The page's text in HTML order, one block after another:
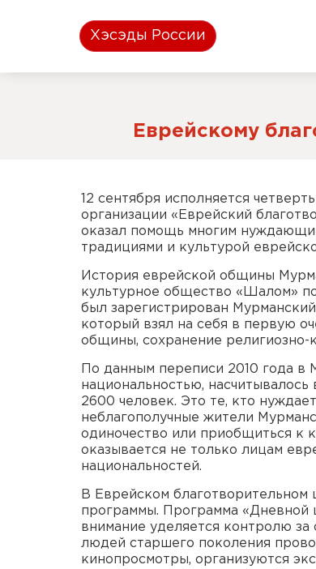
Хэсэды России
Еврейскому
12 сентября исполняется
организации «Еврейский
оказал помощь многим
традициями и культурой
История еврейской общины
культурное общество «Шалом»
был зарегистрирован
который взял на себя в первую
общины, сохранение религиозно-
По данным переписи 2010 года в
национальностью,
2600 человек. Это те, кто
неблагополучные жители
одиночество или приобщиться к
оказывается не только лицам
национальностей.
В Еврейском благотворительном
программы. Программа «Дневной
внимание уделяется контролю
людей старшего поколения
кинопросмотры, организуются